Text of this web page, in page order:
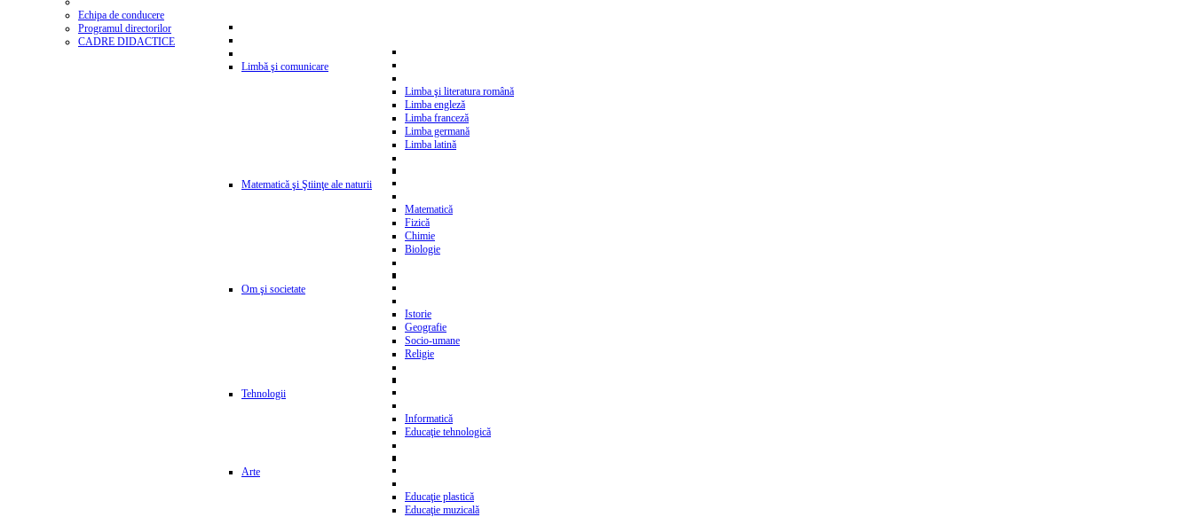
Echipa de conducere
Programul directorilor
CADRE DIDACTICE
Limbă şi comunicare
Limba şi literatura română
Limba engleză
Limba franceză
Limba germană
Limba latină
Matematică şi Ştiinţe ale naturii
Matematică
Fizică
Chimie
Biologie
Om şi societate
Istorie
Geografie
Socio-umane
Religie
Tehnologii
Informatică
Educaţie tehnologică
Arte
Educaţie plastică
Educaţie muzicală